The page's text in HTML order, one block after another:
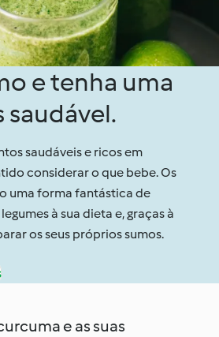
e tenha uma
saudável.
saudáveis e ricos em
considerar o que bebe. Os
uma forma fantástica de
à sua dieta e, graças à
os seus próprios sumos.
e as suas